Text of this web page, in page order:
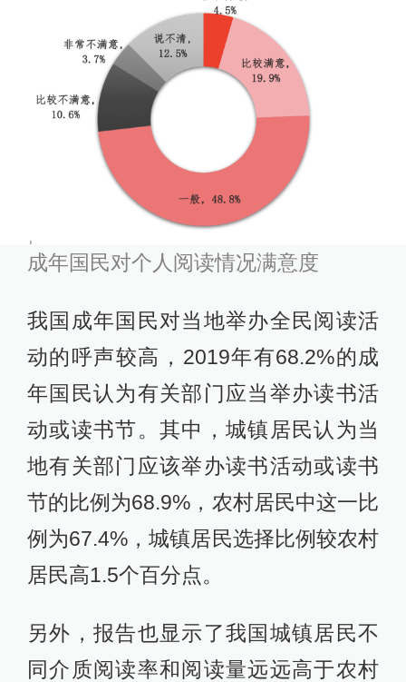
成年国民对个人阅读情况满意度
我国成年国民对当地举办全民阅读活
动的呼声较高，2019年有68.2%的成
年国民认为有关部门应当举办读书活
动或读书节。其中，城镇居民认为当
地有关部门应该举办读书活动或读书
节的比例为68.9%，农村居民中这一比
例为67.4%，城镇居民选择比例较农村
居民高1.5个百分点。
另外，报告也显示了我国城镇居民不
同介质阅读率和阅读量远远高于农村